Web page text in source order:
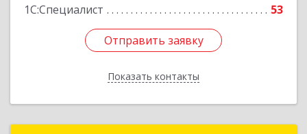
1С:Специалист
53
Отправить заявку
Показать контакты
Отправить заявку
Назад